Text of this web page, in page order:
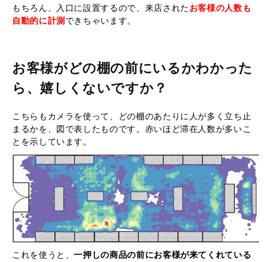
もちろん、入口に設置するので、来店されたお客様の人数も
自動的に計測 できちゃいます。
お客様がどの棚の前にいるかわかった
ら、嬉しくないですか？
こちらもカメラを使って、どの棚のあたりに人が多く立ち止
まるかを、図で表したものです。赤いほど滞在人数が多いこ
とを示しています。
これを使うと、一押しの商品の前にお客様が来てくれている